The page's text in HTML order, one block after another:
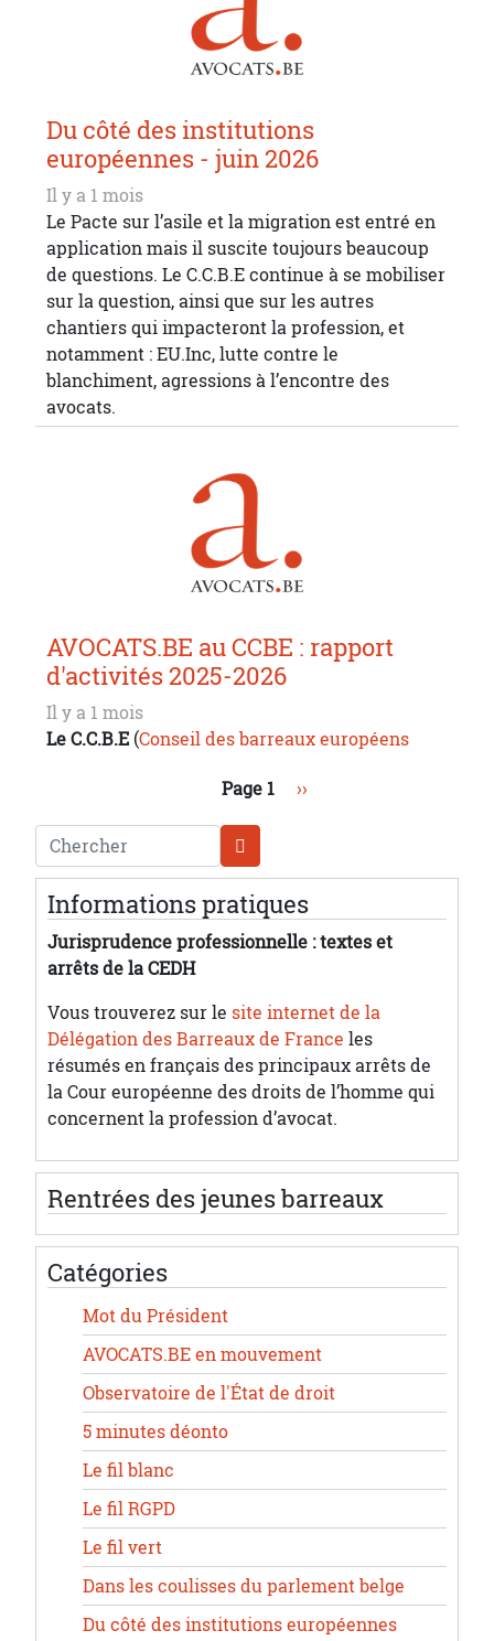
Du côté des institutions
européennes - juin 2026
Il y a 1 mois
Le Pacte sur l’asile et la migration est entré en
application mais il suscite toujours beaucoup
de questions. Le C.C.B.E continue à se mobiliser
sur la question, ainsi que sur les autres
chantiers qui impacteront la profession, et
notamment : EU.Inc, lutte contre le
blanchiment, agressions à l’encontre des
avocats.
AVOCATS.BE au CCBE : rapport
d'activités 2025-2026
Il y a 1 mois
Le C.C.B.E (Conseil des barreaux européens
Page 1 Page suivante
››
Chercher
Informations pratiques
Jurisprudence professionnelle : textes et
arrêts de la CEDH
Vous trouverez sur le site internet de la
Délégation des Barreaux de France les
résumés en français des principaux arrêts de
la Cour européenne des droits de l’homme qui
concernent la profession d’avocat.
Rentrées des jeunes barreaux
Catégories
Mot du Président
AVOCATS.BE en mouvement
Observatoire de l'État de droit
5 minutes déonto
Le fil blanc
Le fil RGPD
Le fil vert
Dans les coulisses du parlement belge
Du côté des institutions européennes